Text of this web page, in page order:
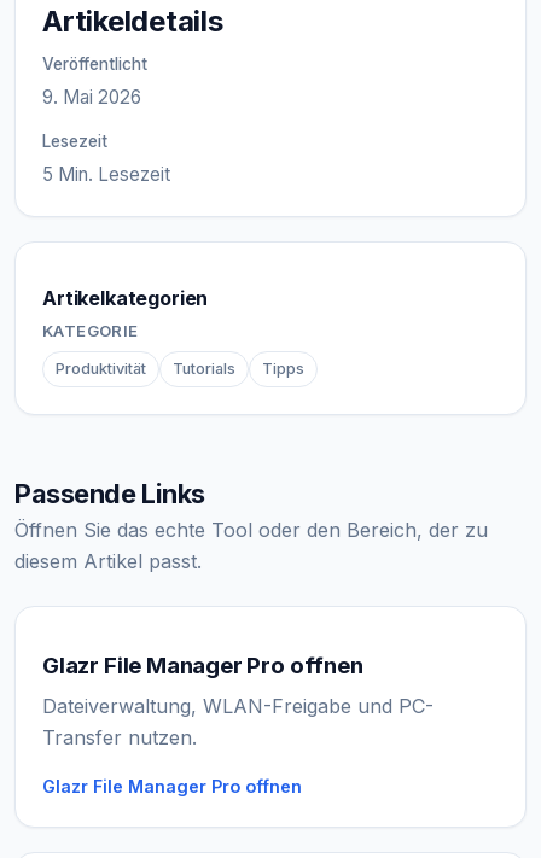
Artikeldetails
Veröffentlicht
9. Mai 2026
Lesezeit
5 Min. Lesezeit
Artikelkategorien
KATEGORIE
Produktivität Tutorials Tipps
Passende Links
Öffnen Sie das echte Tool oder den Bereich, der zu
diesem Artikel passt.
Glazr File Manager Pro offnen
Dateiverwaltung, WLAN-Freigabe und PC-
Transfer nutzen.
Glazr File Manager Pro offnen